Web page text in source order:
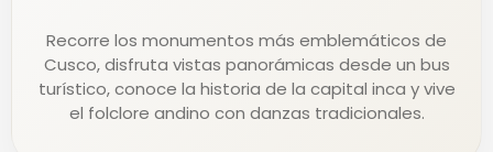
Recorre los monumentos más emblemáticos de
Cusco, disfruta vistas panorámicas desde un bus
turístico, conoce la historia de la capital inca y vive
el folclore andino con danzas tradicionales.